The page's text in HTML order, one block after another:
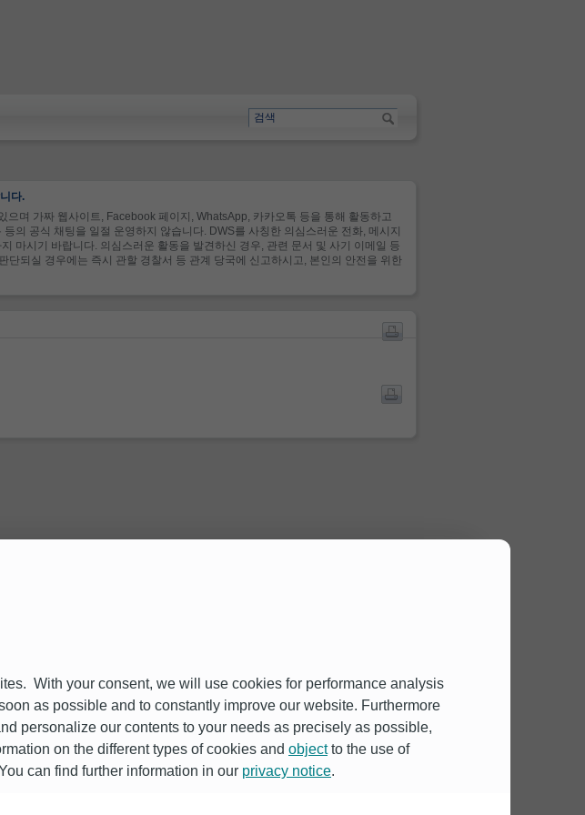
다.
며 가짜 웹사이트, Facebook 페이지, WhatsApp, 카카오톡 등을 통해 활동하고
의 공식 채팅을 일절 운영하지 않습니다. DWS를 사칭한 의심스러운 전화, 메시지
마시기 바랍니다. 의심스러운 활동을 발견하신 경우, 관련 문서 및 사기 이메일 등
되실 경우에는 즉시 관할 경찰서 등 관계 당국에 신고하시고, 본인의 안전을 위한
With your consent, we will use cookies for performance analysis
as possible and to constantly improve our website. Furthermore
personalize our contents to your needs as precisely as possible,
on the different types of cookies and objectto the use of
can find further information in our privacy notice.